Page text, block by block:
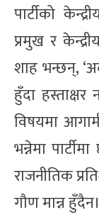
पार्टीको
प्रमुख र
शाह भन्छन्,
हुँदा
विषयमा
भन्नेमा
राजनीतिक
गौण मान्न